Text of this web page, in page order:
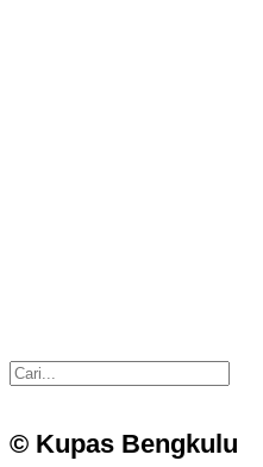
© Kupas Bengkulu